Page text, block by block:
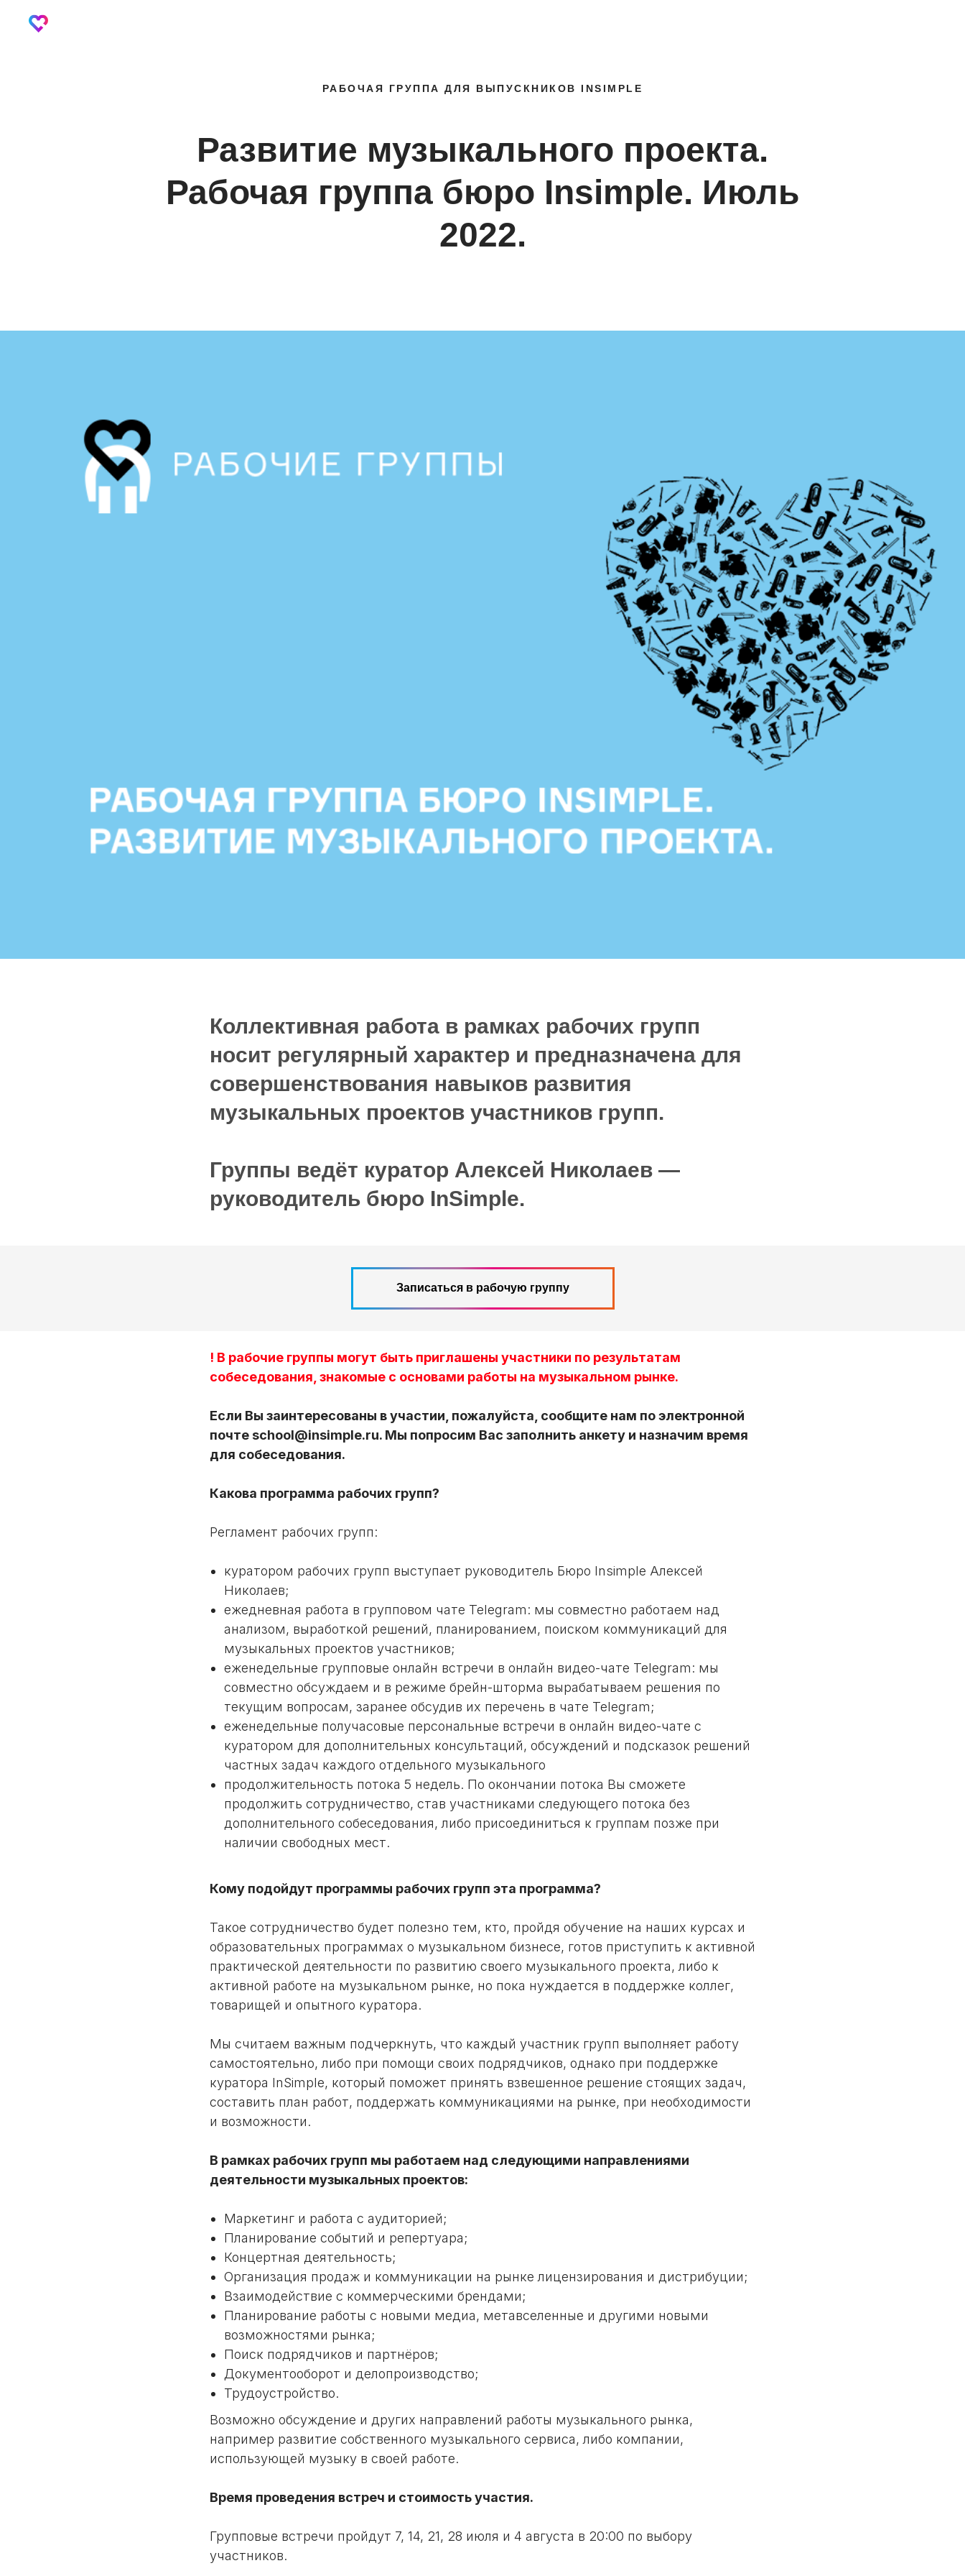
РАБОЧАЯ ГРУППА ДЛЯ ВЫПУСКНИКОВ INSIMPLE
Развитие музыкального проекта.
Рабочая группа бюро Insimple. Июль
2022.
Коллективная работа в рамках рабочих групп
носит регулярный характер и предназначена для
совершенствования навыков развития
музыкальных проектов участников групп.
Группы ведёт куратор Алексей Николаев —
руководитель бюро InSimple.
Записаться в рабочую группу
! В рабочие группы могут быть приглашены участники по результатам
собеседования, знакомые с основами работы на музыкальном рынке.
Если Вы заинтересованы в участии, пожалуйста, сообщите нам по электронной
почте school@insimple.ru. Мы попросим Вас заполнить анкету и назначим время
для собеседования.
Какова программа рабочих групп?
Регламент рабочих групп:
куратором рабочих групп выступает руководитель Бюро Insimple Алексей
Николаев;
ежедневная работа в групповом чате Telegram: мы совместно работаем над
анализом, выработкой решений, планированием, поиском коммуникаций для
музыкальных проектов участников;
еженедельные групповые онлайн встречи в онлайн видео-чате Telegram: мы
совместно обсуждаем и в режиме брейн-шторма вырабатываем решения по
текущим вопросам, заранее обсудив их перечень в чате Telegram;
еженедельные получасовые персональные встречи в онлайн видео-чате с
куратором для дополнительных консультаций, обсуждений и подсказок решений
частных задач каждого отдельного музыкального
продолжительность потока 5 недель. По окончании потока Вы сможете
продолжить сотрудничество, став участниками следующего потока без
дополнительного собеседования, либо присоединиться к группам позже при
наличии свободных мест.
Кому подойдут программы рабочих групп эта программа?
Такое сотрудничество будет полезно тем, кто, пройдя обучение на наших курсах и
образовательных программах о музыкальном бизнесе, готов приступить к активной
практической деятельности по развитию своего музыкального проекта, либо к
активной работе на музыкальном рынке, но пока нуждается в поддержке коллег,
товарищей и опытного куратора.
Мы считаем важным подчеркнуть, что каждый участник групп выполняет работу
самостоятельно, либо при помощи своих подрядчиков, однако при поддержке
куратора InSimple, который поможет принять взвешенное решение стоящих задач,
составить план работ, поддержать коммуникациями на рынке, при необходимости
и возможности.
В рамках рабочих групп мы работаем над следующими направлениями
деятельности музыкальных проектов:
Маркетинг и работа с аудиторией;
Планирование событий и репертуара;
Концертная деятельность;
Организация продаж и коммуникации на рынке лицензирования и дистрибуции;
Взаимодействие с коммерческими брендами;
Планирование работы с новыми медиа, метавселенные и другими новыми
возможностями рынка;
Поиск подрядчиков и партнёров;
Документооборот и делопроизводство;
Трудоустройство.
Возможно обсуждение и других направлений работы музыкального рынка,
например развитие собственного музыкального сервиса, либо компании,
использующей музыку в своей работе.
Время проведения встреч и стоимость участия.
Групповые встречи пройдут 7, 14, 21, 28 июля и 4 августа в 20:00 по выбору
участников.